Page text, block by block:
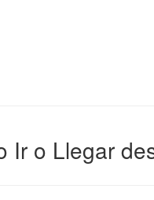
Ir o Llegar